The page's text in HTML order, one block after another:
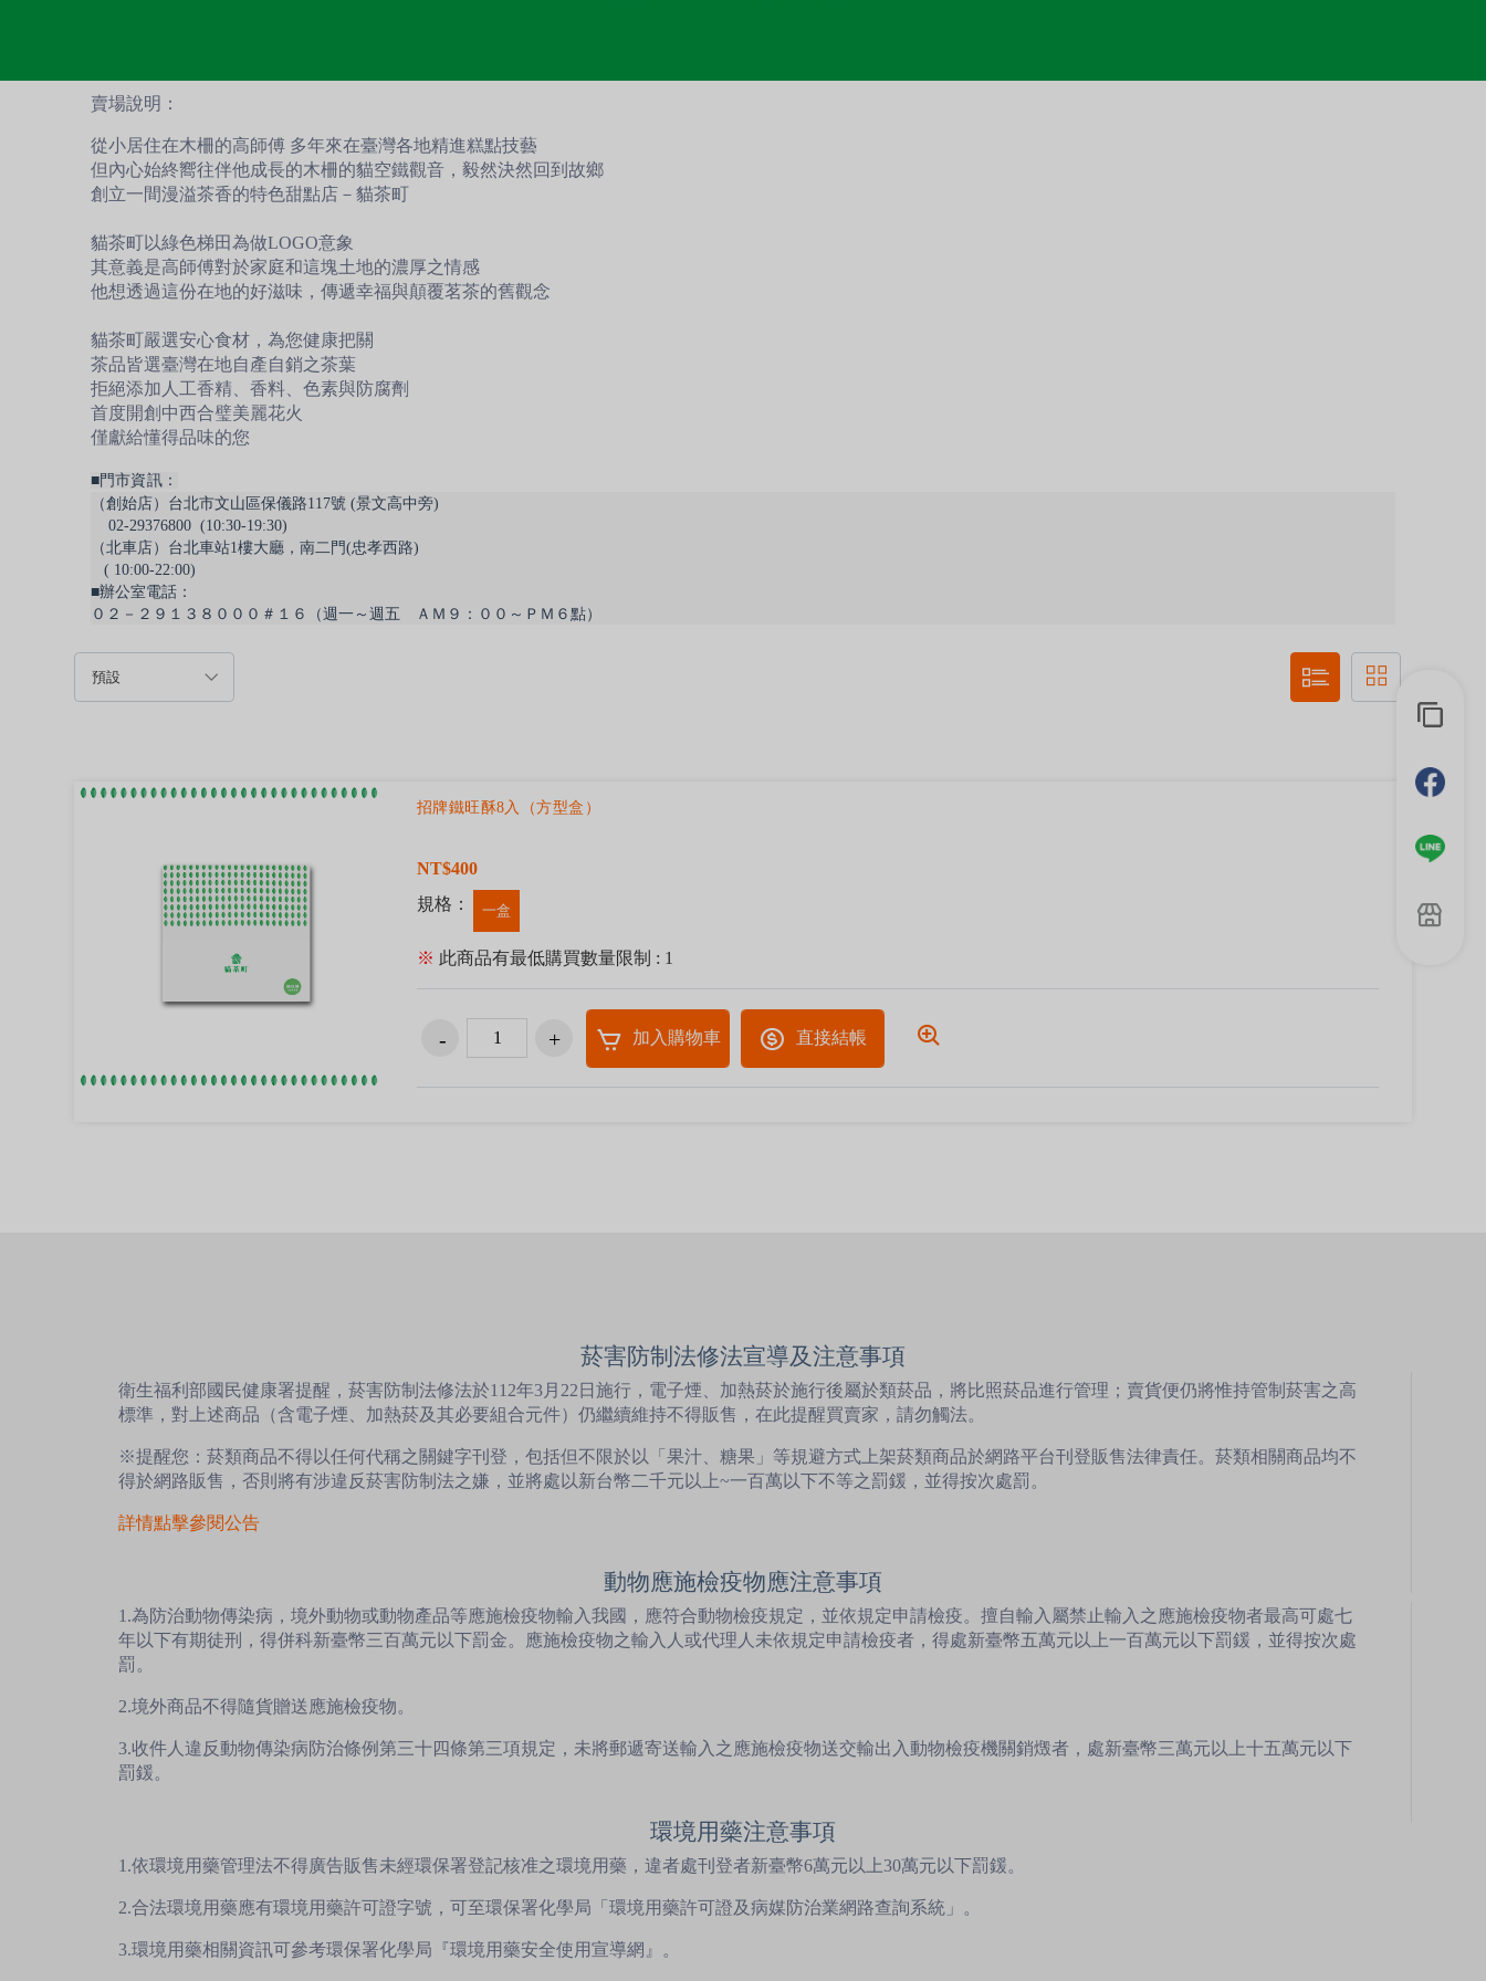
賣場說明：
從小居住在木柵的高師傅 多年來在臺灣各地精進糕點技藝
但內心始終嚮往伴他成長的木柵的貓空鐵觀音，毅然決然回到故鄉
創立一間漫溢茶香的特色甜點店－貓茶町
貓茶町以綠色梯田為做LOGO意象
其意義是高師傅對於家庭和這塊土地的濃厚之情感
他想透過這份在地的好滋味，傳遞幸福與顛覆茗茶的舊觀念
貓茶町嚴選安心食材，為您健康把關
茶品皆選臺灣在地自產自銷之茶葉
拒絕添加人工香精、香料、色素與防腐劑
首度開創中西合璧美麗花火
僅獻給懂得品味的您
■門市資訊：
（創始店）台北市文山區保儀路117號 (景文高中旁)
    02-29376800  (10:30-19:30)
（北車店）台北車站1樓大廳，南二門(忠孝西路)
   ( 10:00-22:00)
■辦公室電話：
０２－２９１３８０００＃１６（週一～週五　ＡＭ９：００～ＰＭ６點）
招牌鐵旺酥8入（方型盒）
NT$400
規格：
一盒
※ 此商品有最低購買數量限制 : 1
加入購物車 直接結帳
菸害防制法修法宣導及注意事項
衛生福利部國民健康署提醒，菸害防制法修法於112年3月22日施行，電子煙、加熱菸於施行後屬於類菸品，將比照菸品進行管理；賣貨便仍將惟持管制菸害之高
標準，對上述商品（含電子煙、加熱菸及其必要組合元件）仍繼續維持不得販售，在此提醒買賣家，請勿觸法。
※提醒您：菸類商品不得以任何代稱之關鍵字刊登，包括但不限於以「果汁、糖果」等規避方式上架菸類商品於網路平台刊登販售法律責任。菸類相關商品均不
得於網路販售，否則將有涉違反菸害防制法之嫌，並將處以新台幣二千元以上~一百萬以下不等之罰鍰，並得按次處罰。
詳情點擊參閱公告
動物應施檢疫物應注意事項
1.為防治動物傳染病，境外動物或動物產品等應施檢疫物輸入我國，應符合動物檢疫規定，並依規定申請檢疫。擅自輸入屬禁止輸入之應施檢疫物者最高可處七
年以下有期徒刑，得併科新臺幣三百萬元以下罰金。應施檢疫物之輸入人或代理人未依規定申請檢疫者，得處新臺幣五萬元以上一百萬元以下罰鍰，並得按次處
罰。
2.境外商品不得隨貨贈送應施檢疫物。
3.收件人違反動物傳染病防治條例第三十四條第三項規定，未將郵遞寄送輸入之應施檢疫物送交輸出入動物檢疫機關銷燬者，處新臺幣三萬元以上十五萬元以下
罰鍰。
環境用藥注意事項
1.依環境用藥管理法不得廣告販售未經環保署登記核准之環境用藥，違者處刊登者新臺幣6萬元以上30萬元以下罰鍰。
2.合法環境用藥應有環境用藥許可證字號，可至環保署化學局「環境用藥許可證及病媒防治業網路查詢系統」。
3.環境用藥相關資訊可參考環保署化學局『環境用藥安全使用宣導網』。